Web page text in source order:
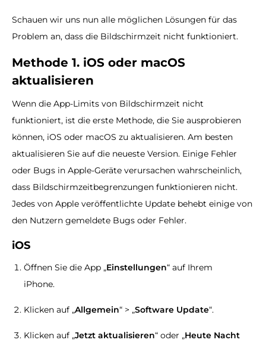
Schauen wir uns nun alle möglichen Lösungen für das
Problem an, dass die Bildschirmzeit nicht funktioniert.
Methode 1. iOS oder macOS
aktualisieren
Wenn die App-Limits von Bildschirmzeit nicht
funktioniert, ist die erste Methode, die Sie ausprobieren
können, iOS oder macOS zu aktualisieren. Am besten
aktualisieren Sie auf die neueste Version. Einige Fehler
oder Bugs in Apple-Geräte verursachen wahrscheinlich,
dass Bildschirmzeitbegrenzungen funktionieren nicht.
Jedes von Apple veröffentlichte Update behebt einige von
den Nutzern gemeldete Bugs oder Fehler.
iOS
Öffnen Sie die App „Einstellungen“ auf Ihrem
iPhone.
Klicken auf „Allgemein“ > „Software Update“.
Klicken auf „Jetzt aktualisieren“ oder „Heute Nacht